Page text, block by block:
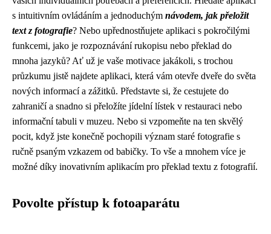
s intuitivním ovládáním a jednoduchým návodem, jak přeložit
text z fotografie? Nebo upřednostňujete aplikaci s pokročilými
funkcemi, jako je rozpoznávání rukopisu nebo překlad do
mnoha jazyků? Ať už je vaše motivace jakákoli, s trochou
průzkumu jistě najdete aplikaci, která vám otevře dveře do světa
nových informací a zážitků. Představte si, že cestujete do
zahraničí a snadno si přeložíte jídelní lístek v restauraci nebo
informační tabuli v muzeu. Nebo si vzpomeňte na ten skvělý
pocit, když jste konečně pochopili význam staré fotografie s
ručně psaným vzkazem od babičky. To vše a mnohem více je
možné díky inovativním aplikacím pro překlad textu z fotografií.
Povolte přístup k fotoaparátu